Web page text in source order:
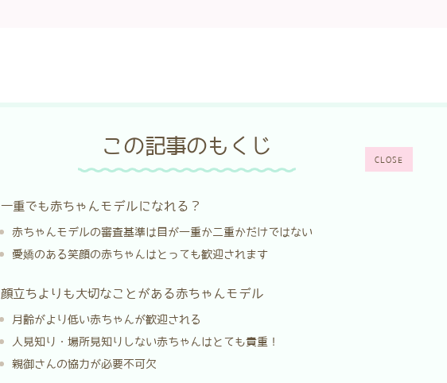
CLOSE
この記事のもくじ
一重でも赤ちゃんモデルになれる？
赤ちゃんモデルの審査基準は目が一重か二重かだけではない
愛嬌のある笑顔の赤ちゃんはとっても歓迎されます
顔立ちよりも大切なことがある赤ちゃんモデル
月齢がより低い赤ちゃんが歓迎される
人見知り・場所見知りしない赤ちゃんはとても貴重！
親御さんの協力が必要不可欠